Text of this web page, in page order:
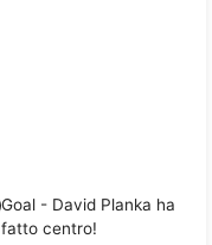
Goal - David Planka ha
fatto centro!